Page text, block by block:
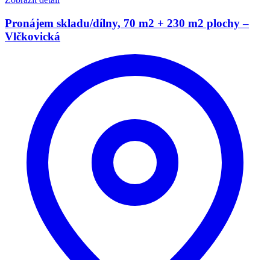
Pronájem skladu/dílny, 70 m2 + 230 m2 plochy –
Vlčkovická